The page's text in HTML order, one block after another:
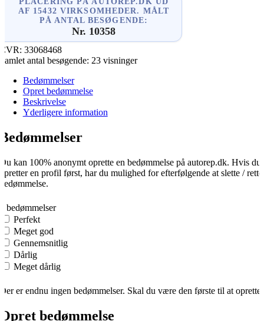
AF 15432 VIRKSOMHEDER. MÅLT
PÅ ANTAL BESØGENDE:
Nr. 10358
33068468
antal besøgende: 23 visninger
Bedømmelser
Opret bedømmelse
Beskrivelse
Yderligere information
kan 100% anonymt oprette en bedømmelse på autorep.dk. Hvis du
en profil først, har du mulighed for efterfølgende at slette /
bedømmelser
Perfekt
Meget god
Gennemsnitlig
Dårlig
Meget dårlig
er endnu ingen bedømmelser. Skal du være den første til at oprette
bedømmelse